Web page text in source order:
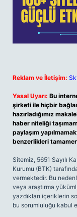
Reklam ve İletişim:
Yasal Uyarı: Bu
şirketi ile hiçbir
hazırladığımız
haber niteliği
paylaşım
benzerlikleri
Sitemiz, 5651 Sayılı
Kurumu (BTK)
vermektedir. Bu
veya araştırma
yazdıkları içeriklerin
bu sorumluluğu kabul